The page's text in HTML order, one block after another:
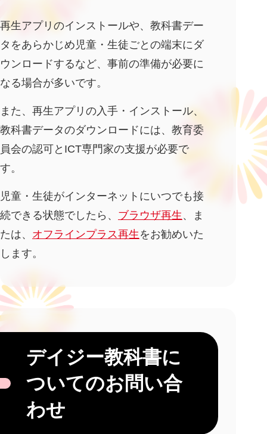
再生アプリのインストールや、教科書デー
タをあらかじめ児童・生徒ごとの端末にダ
ウンロードするなど、事前の準備が必要に
なる場合が多いです。
また、再生アプリの入手・インストール、
教科書データのダウンロードには、教育委
員会の認可とICT専門家の支援が必要で
す。
児童・生徒がインターネットにいつでも接
続できる状態でしたら、 ブラウザ再生 、ま
たは、 オフラインプラス再生 をお勧めいた
します。
デイジー教科書に
ついてのお問い合
わせ